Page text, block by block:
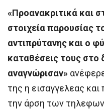
«Προανακριτικά και
στοιχεία παρουσίας
αντιπρύτανης και ο
καταθέσεις τους στο
αναγνώρισαν»
της η εισαγγελεας
την άρση των